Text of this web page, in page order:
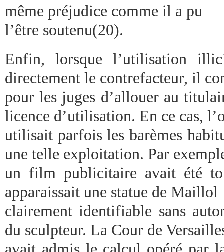
même préjudice comme il a pu
l’être soutenu(20).
Enfin, lorsque l’utilisation
directement le contrefacteur, il
pour les juges d’allouer au
licence d’utilisation. En ce cas,
utilisait parfois les barèmes
une telle exploitation. Par
un film publicitaire avait été
apparaissait une statue de Maillol
clairement identifiable sans
du sculpteur. La Cour de